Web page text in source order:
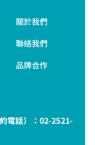
關於我們
聯絡我們
品牌合作
電話）： 02-2521-